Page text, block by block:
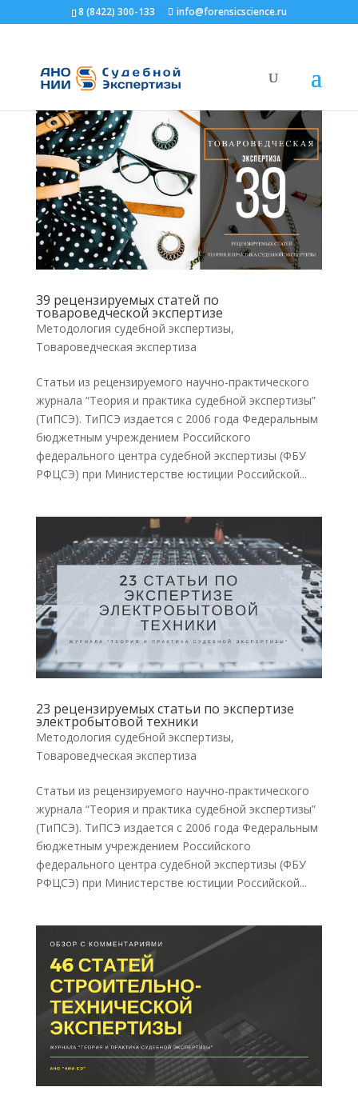
8 (8422) 300-133 info@forensicscience.ru
Главная>Блог>Методология судебной
39 рецензируемых статей по
товароведческой экспертизе
Методология судебной экспертизы,
Товароведческая экспертиза
Статьи из рецензируемого научно-практического
журнала “Теория и практика судебной экспертизы”
(ТиПСЭ). ТиПСЭ издается с 2006 года Федеральным
бюджетным учреждением Российского
федерального центра судебной экспертизы (ФБУ
РФЦСЭ) при Министерстве юстиции Российской...
23 рецензируемых статьи по экспертизе
электробытовой техники
Методология судебной экспертизы,
Товароведческая экспертиза
Статьи из рецензируемого научно-практического
журнала “Теория и практика судебной экспертизы”
(ТиПСЭ). ТиПСЭ издается с 2006 года Федеральным
бюджетным учреждением Российского
федерального центра судебной экспертизы (ФБУ
РФЦСЭ) при Министерстве юстиции Российской...